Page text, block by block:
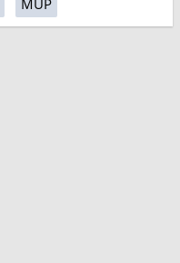
MUP